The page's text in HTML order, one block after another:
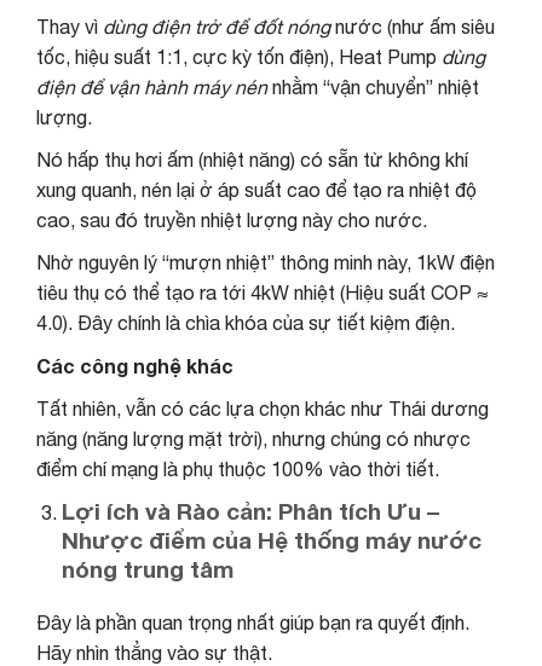
Thay vì dùng điện trở để đốt nóngnước (như ấm siêu
tốc, hiệu suất 1:1, cực kỳ tốn điện), Heat Pump dùng
điện để vận hành máy nénnhằm “vận chuyển” nhiệt
lượng.
Nó hấp thụ hơi ấm (nhiệt năng) có sẵn từ không khí
xung quanh, nén lại ở áp suất cao để tạo ra nhiệt độ
cao, sau đó truyền nhiệt lượng này cho nước.
Nhờ nguyên lý “mượn nhiệt” thông minh này, 1kW điện
tiêu thụ có thể tạo ra tới 4kW nhiệt (Hiệu suất COP ≈
4.0). Đây chính là chìa khóa của sự tiết kiệm điện.
Các công nghệ khác
Tất nhiên, vẫn có các lựa chọn khác như Thái dương
năng (năng lượng mặt trời), nhưng chúng có nhược
điểm chí mạng là phụ thuộc 100% vào thời tiết.
Lợi ích và Rào cản: Phân tích Ưu –
Nhược điểm của Hệ thống máy nước
nóng trung tâm
Đây là phần quan trọng nhất giúp bạn ra quyết định.
Hãy nhìn thẳng vào sự thật.